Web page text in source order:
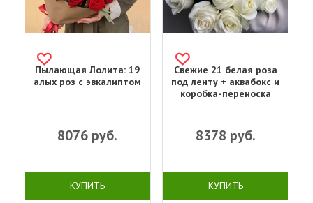
Пылающая Лолита: 19
алых роз с эвкалиптом
8076 руб.
КУПИТЬ
Свежие 21 белая роза
под ленту + аквабокс и
коробка-переноска
8378 руб.
КУПИТЬ